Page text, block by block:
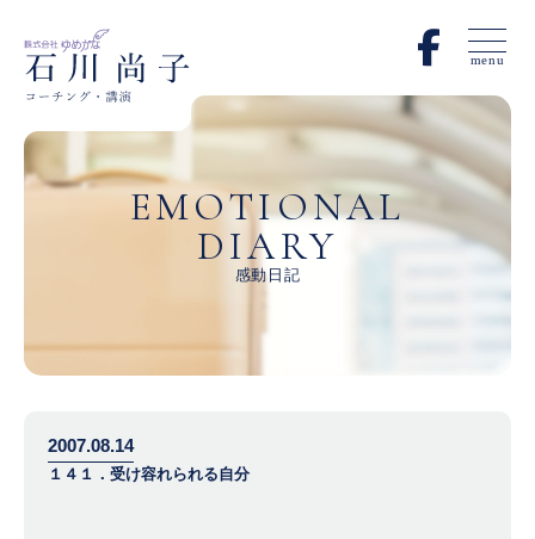
menu
EMOTIONAL
DIARY
感動日記
2007.08.14
１４１．受け容れられる自分